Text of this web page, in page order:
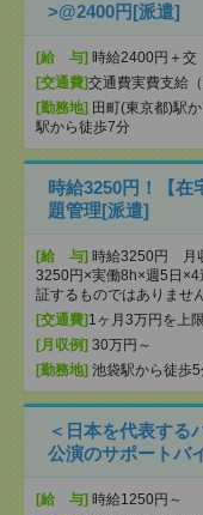
>@2400円[派遣]
[給 与] 時給2400円＋交
[交通費]交通費実費支給
[勤務地] 田町(東京都)駅
駅から徒歩7分
時給3250円！【在
題管理[派遣]
[給 与] 時給3250円 月
3250円×実働8h×週5日
証するものではありません
[交通費] 1ヶ月3万円を上
[月収例] 30万円～
[勤務地] 池袋駅から徒歩
＜日本を代表する
公演のサポートバ
[給 与] 時給1250円～